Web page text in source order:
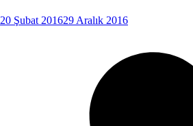
20 Şubat 201629 Aralık 2016